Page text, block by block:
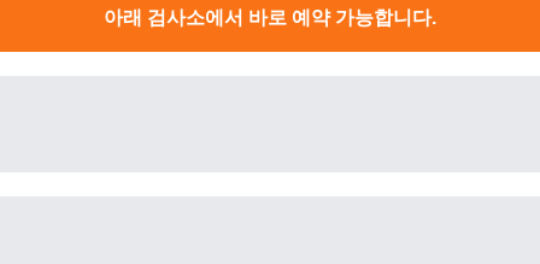
아래 검사소에서 바로 예약 가능합니다.